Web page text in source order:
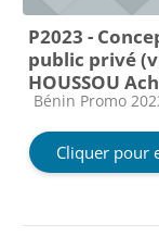
P2023 -
public privé
HOUSSOU
Catégorie de
Bénin Promo
Cliquer pour